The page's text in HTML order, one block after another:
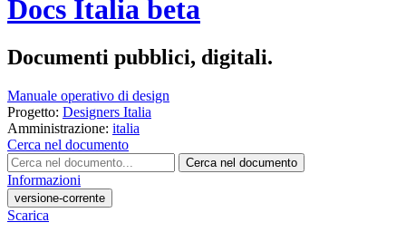
Docs Italia beta
Documenti pubblici, digitali.
Manuale operativo di design
Progetto: Designers Italia
Amministrazione: italia
Cerca nel documento
Cerca nel documento
Informazioni
versione-corrente
Scarica